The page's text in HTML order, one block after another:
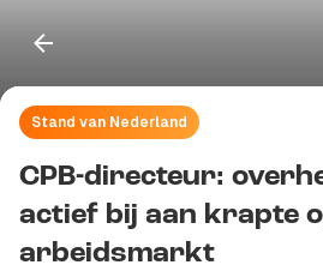
Stand van Nederland
CPB-directeur:
actief bij aan krapte
arbeidsmarkt